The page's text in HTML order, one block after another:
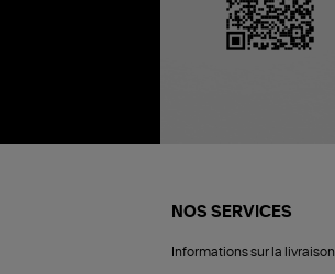
NOS SERVICES
Informations sur la livraison